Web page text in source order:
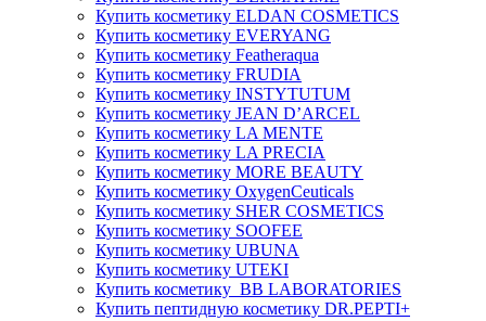
Купить косметику ELDAN COSMETICS
Купить косметику EVERYANG
Купить косметику Featheraqua
Купить косметику FRUDIA
Купить косметику INSTYTUTUM
Купить косметику JEAN D’ARCEL
Купить косметику LA MENTE
Купить косметику LA PRECIA
Купить косметику MORE BEAUTY
Купить косметику OxygenCeuticals
Купить косметику SHER COSMETICS
Купить косметику SOOFEE
Купить косметику UBUNA
Купить косметику UTEKI
Купить косметику BB LABORATORIES
Купить пептидную косметику DR.PEPTI+